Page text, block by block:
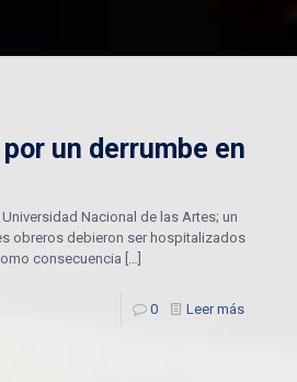
un derrumbe en
Nacional de las Artes; un
obreros debieron ser hospitalizados
consecuencia […]
0 Leer más